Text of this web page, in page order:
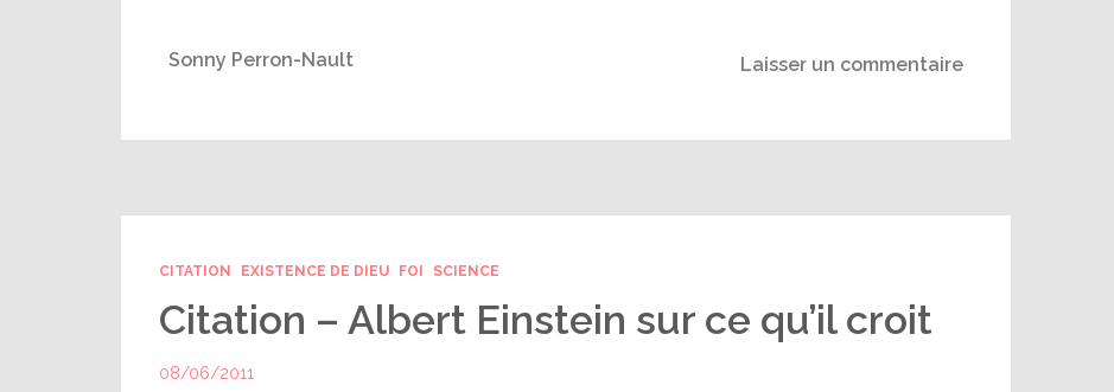
Laisser un commentaire
Sonny Perron-Nault
CITATION EXISTENCE DE DIEU FOI SCIENCE
Citation – Albert Einstein sur ce qu’il croit
08/06/2011